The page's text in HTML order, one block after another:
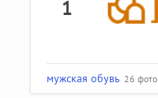
1
мужская обувь 26 фото